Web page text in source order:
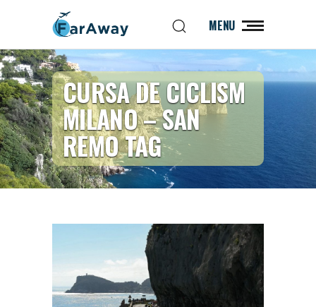
MENU
CURSA DE CICLISM
MILANO – SAN
REMO TAG